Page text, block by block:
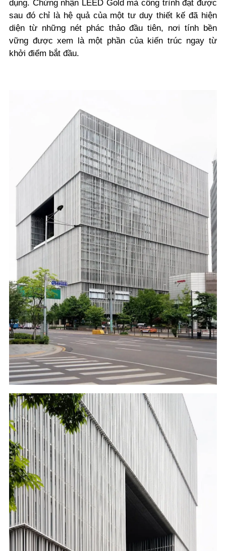
dụng. Chứng nhận LEED Gold mà công trình đạt được
sau đó chỉ là hệ quả của một tư duy thiết kế đã hiện
diện từ những nét phác thảo đầu tiên, nơi tính bền
vững được xem là một phần của kiến trúc ngay từ
khởi điểm bắt đầu.